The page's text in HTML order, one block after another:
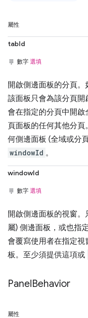
屬性
tabId
數字 選填
開啟側邊面板的分頁。
該面板只會為該分頁
會在指定的分頁中開
頁面板的任何其他分
何側邊面板 (全域或分
windowId 。
windowId
數字 選填
開啟側邊面板的視窗
屬) 側邊面板，或也指
會覆寫使用者在指定
板。至少須提供這項或
PanelBehavior
屬性